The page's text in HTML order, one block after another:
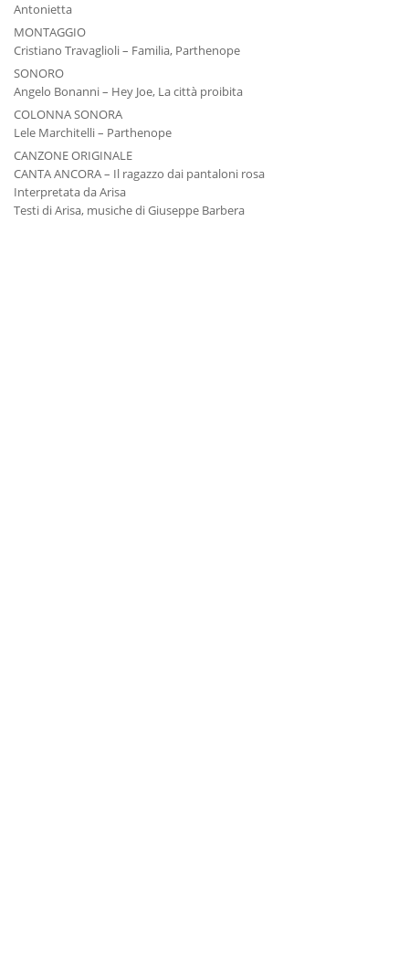
Antonietta
MONTAGGIO
Cristiano Travaglioli – Familia, Parthenope
SONORO
Angelo Bonanni – Hey Joe, La città proibita
COLONNA SONORA
Lele Marchitelli – Parthenope
CANZONE ORIGINALE
CANTA ANCORA – Il ragazzo dai pantaloni rosa
Interpretata da Arisa
Testi di Arisa, musiche di Giuseppe Barbera